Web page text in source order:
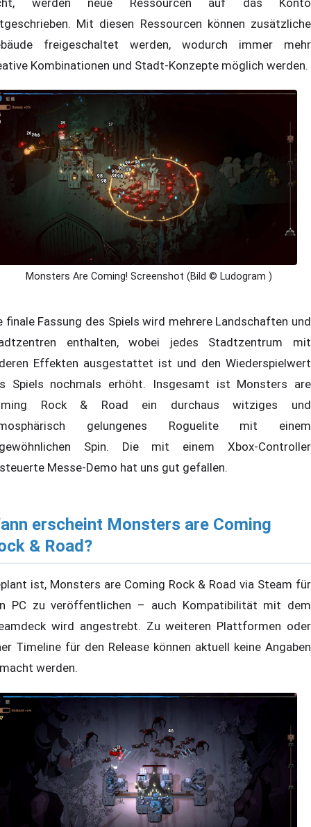
Mit diesen Ressourcen können zusätzliche
freigeschaltet werden, wodurch immer mehr
Kombinationen und Stadt-Konzepte möglich werden.
Monsters Are Coming! Screenshot (Bild © Ludogram )
finale Fassung des Spiels wird mehrere Landschaften und
enthalten, wobei jedes Stadtzentrum mit
Effekten ausgestattet ist und den Wiederspielwert
Spiels nochmals erhöht. Insgesamt ist Monsters are
Rock & Road ein durchaus witziges und
gelungenes Roguelite mit einem
Spin. Die mit einem Xbox-Controller
Messe-Demo hat uns gut gefallen.
erscheint Monsters are Coming
& Road?
ist, Monsters are Coming Rock & Road via Steam für
PC zu veröffentlichen – auch Kompatibilität mit dem
wird angestrebt. Zu weiteren Plattformen oder
Timeline für den Release können aktuell keine Angaben
werden.